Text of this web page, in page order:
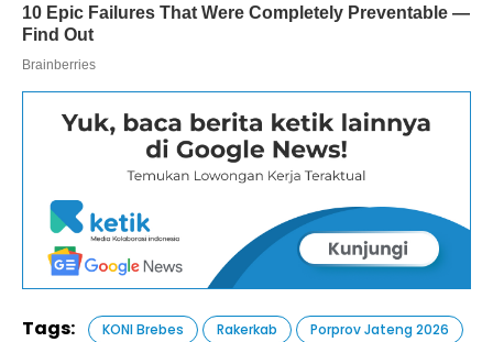
Tags: KONI Brebes Rakerkab
Porprov Jateng 2026